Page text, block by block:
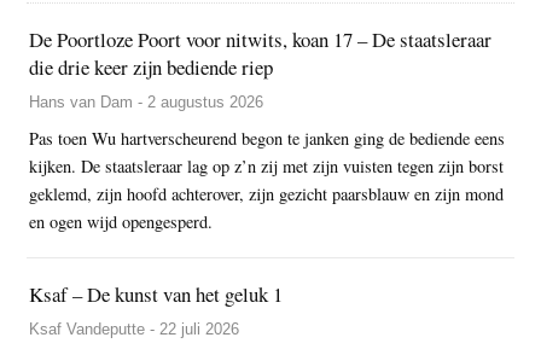
De Poortloze Poort voor nitwits, koan 17 – De staatsleraar
die drie keer zijn bediende riep
Hans van Dam - 2 augustus 2026
Pas toen Wu hartverscheurend begon te janken ging de bediende eens
kijken. De staatsleraar lag op z’n zij met zijn vuisten tegen zijn borst
geklemd, zijn hoofd achterover, zijn gezicht paarsblauw en zijn mond
en ogen wijd opengesperd.
Ksaf – De kunst van het geluk 1
Ksaf Vandeputte - 22 juli 2026